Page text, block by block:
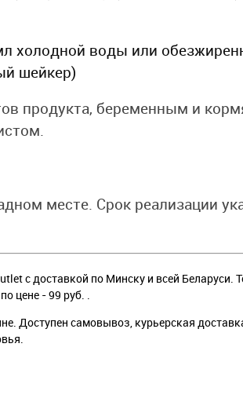
холодной воды или
шейкер)
продукта, беременным и
месте. Срок реализации
с доставкой по Минску и всей Беларуси.
, по цене - 99 руб. .
Доступен самовывоз, курьерская